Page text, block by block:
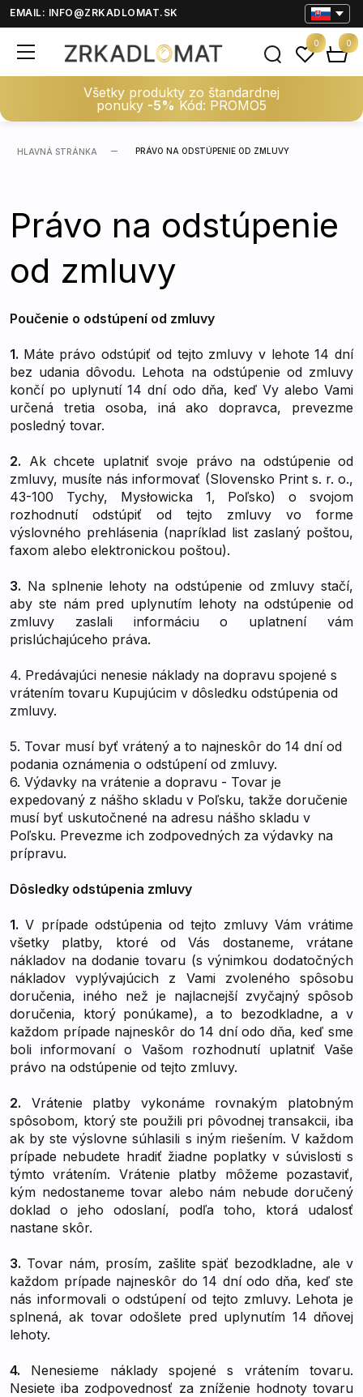
EMAIL: INFO@ZRKADLOMAT.SK
Všetky produkty zo štandardnej
ponuky -5% Kód: PROMO5
0 0
HLAVNÁ STRÁNKA PRÁVO NA ODSTÚPENIE OD ZMLUVY
Právo na odstúpenie
od zmluvy
Poučenie o odstúpení od zmluvy
1. Máte právo odstúpiť od tejto zmluvy v lehote 14 dní
bez udania dôvodu. Lehota na odstúpenie od zmluvy
končí po uplynutí 14 dní odo dňa, keď Vy alebo Vami
určená tretia osoba, iná ako dopravca, prevezme
posledný tovar.
2. Ak chcete uplatniť svoje právo na odstúpenie od
zmluvy, musíte nás informovať (Slovensko Print s. r. o.,
43-100 Tychy, Mysłowicka 1, Poľsko) o svojom
rozhodnutí odstúpiť od tejto zmluvy vo forme
výslovného prehlásenia (napríklad list zaslaný poštou,
faxom alebo elektronickou poštou).
3. Na splnenie lehoty na odstúpenie od zmluvy stačí,
aby ste nám pred uplynutím lehoty na odstúpenie od
zmluvy zaslali informáciu o uplatnení vám
prislúchajúceho práva.
4. Predávajúci nenesie náklady na dopravu spojené s
vrátením tovaru Kupujúcim v dôsledku odstúpenia od
zmluvy.
5. Tovar musí byť vrátený a to najneskôr do 14 dní od
podania oznámenia o odstúpení od zmluvy.
6. Výdavky na vrátenie a dopravu - Tovar je
expedovaný z nášho skladu v Poľsku, takže doručenie
musí byť uskutočnené na adresu nášho skladu v
Poľsku. Prevezme ich zodpovedných za výdavky na
prípravu.
Dôsledky odstúpenia zmluvy
1. V prípade odstúpenia od tejto zmluvy Vám vrátime
všetky platby, ktoré od Vás dostaneme, vrátane
nákladov na dodanie tovaru (s výnimkou dodatočných
nákladov vyplývajúcich z Vami zvoleného spôsobu
doručenia, iného než je najlacnejší zvyčajný spôsob
doručenia, ktorý ponúkame), a to bezodkladne, a v
každom prípade najneskôr do 14 dní odo dňa, keď sme
boli informovaní o Vašom rozhodnutí uplatniť Vaše
právo na odstúpenie od tejto zmluvy.
2. Vrátenie platby vykonáme rovnakým platobným
spôsobom, ktorý ste použili pri pôvodnej transakcii, iba
ak by ste výslovne súhlasili s iným riešením. V každom
prípade nebudete hradiť žiadne poplatky v súvislosti s
týmto vrátením. Vrátenie platby môžeme pozastaviť,
kým nedostaneme tovar alebo nám nebude doručený
doklad o jeho odoslaní, podľa toho, ktorá udalosť
nastane skôr.
3. Tovar nám, prosím, zašlite späť bezodkladne, ale v
každom prípade najneskôr do 14 dní odo dňa, keď ste
nás informovali o odstúpení od tejto zmluvy. Lehota je
splnená, ak tovar odošlete pred uplynutím 14 dňovej
lehoty.
4. Nenesieme náklady spojené s vrátením tovaru.
Nesiete iba zodpovednosť za zníženie hodnoty tovaru